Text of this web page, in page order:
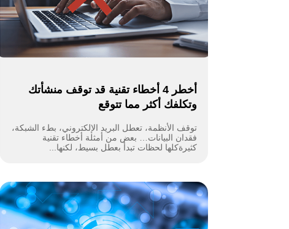
أخطر 4 أخطاء تقنية قد توقف منشأتك
وتكلفك أكثر مما تتوقع
توقف الأنظمة، تعطل البريد الإلكتروني، بطء الشبكة،
فقدان البيانات… بعض من أمثلة أخطاء تقنية
كثيرةكلها لحظات تبدأ بعطل بسيط، لكنها...